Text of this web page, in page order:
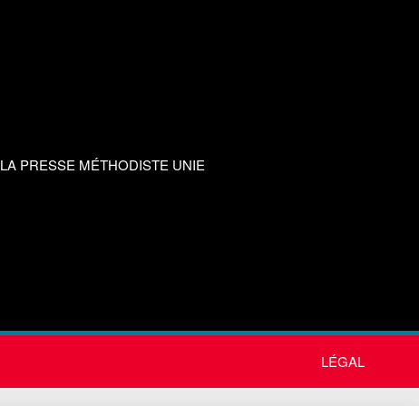
LA PRESSE MÉTHODISTE UNIE
LÉGAL